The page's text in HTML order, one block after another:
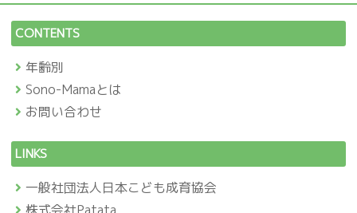
CONTENTS
年齢別
Sono-Mamaとは
お問い合わせ
LINKS
一般社団法人日本こども成育協会